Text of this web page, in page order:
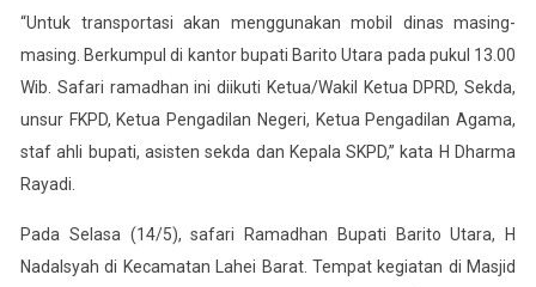
“Untuk transportasi akan menggunakan mobil dinas masing-
masing. Berkumpul di kantor bupati Barito Utara pada pukul 13.00
Wib. Safari ramadhan ini diikuti Ketua/Wakil Ketua DPRD, Sekda,
unsur FKPD, Ketua Pengadilan Negeri, Ketua Pengadilan Agama,
staf ahli bupati, asisten sekda dan Kepala SKPD,” kata H Dharma
Rayadi.
Pada Selasa (14/5), safari Ramadhan Bupati Barito Utara, H
Nadalsyah di Kecamatan Lahei Barat. Tempat kegiatan di Masjid